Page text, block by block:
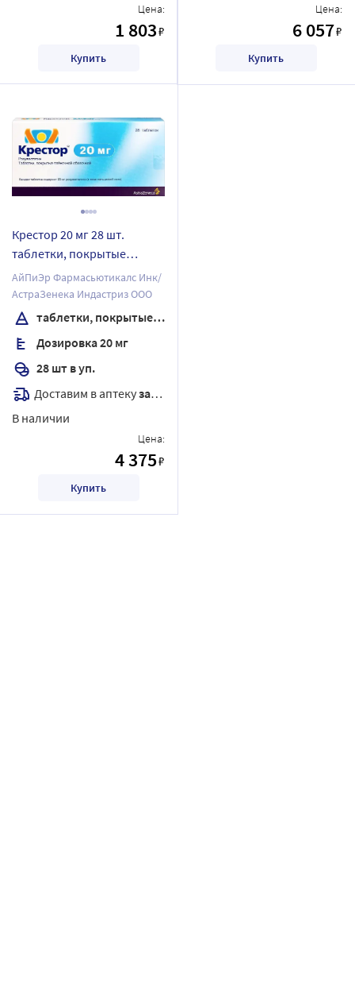
Цена:
1 803₽
Купить
Цена:
6 057₽
Купить
Крестор 20 мг 28 шт.
таблетки, покрытые
пленочной оболочкой
АйПиЭр Фармасьютикалс Инк/
АстраЗенека Индастриз ООО
таблетки, покрытые пленочной оболочкой
Дозировка 20 мг
28 шт в уп.
Доставим в аптекузавтра
В наличии
Цена:
4 375₽
Купить